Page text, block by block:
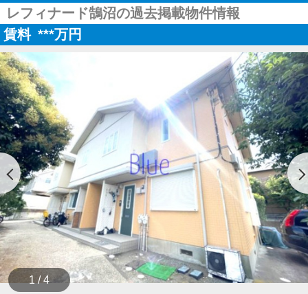
レフィナード鵠沼の過去掲載物件情報
賃料 ***万円
1 / 4